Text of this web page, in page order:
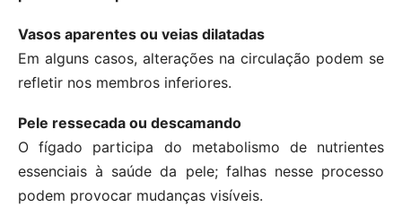
Vasos aparentes ou veias dilatadas
Em alguns casos, alterações na circulação podem se
refletir nos membros inferiores.
Pele ressecada ou descamando
O fígado participa do metabolismo de nutrientes
essenciais à saúde da pele; falhas nesse processo
podem provocar mudanças visíveis.